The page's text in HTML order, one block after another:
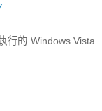
行的 Windows Vista